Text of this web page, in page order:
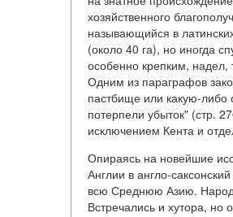
хозяйственного
называющийся в
(около 40 га), но иногда
особенно крепким,
Одним из параграфов
пастбище или какую-либо
потерпели убыток" (стр.
исключением Кента и
Опираясь на новейшие
Англии в англо-
всю Среднюю Азию.
Встречались и хутора,